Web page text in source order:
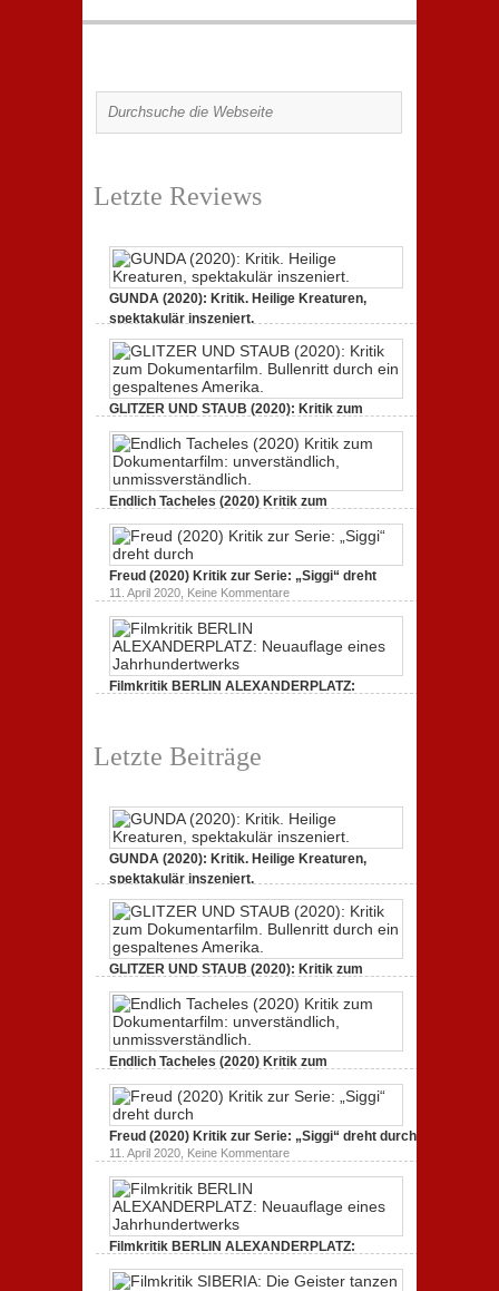
Letzte Reviews
GUNDA (2020): Kritik. Heilige Kreaturen,
spektakulär inszeniert.
GUNDA
(2020):
Kritik.
Kreaturen,
spektakulär
GLITZER UND STAUB (2020): Kritik zum
Dokumentarfilm.
3. Oktober 2020,Keine Kommentare zu
GLITZER
UND
(2020):
Kritik
zum
Dokumentarfilm.
durch
ein
Amerika.
Endlich Tacheles (2020) Kritik zum
Dokumentarfilm: unverständlich,
19. Mai 2020,Keine Kommentarezu
Tacheles
(2020)
Kritik
zum
Dokumentarfilm:
unmissverständlich.
Freud (2020) Kritik zur Serie: „Siggi“ dreht
11. April 2020, Keine Kommentarezu
Freud
(2020)
zur
dreht
durch
Filmkritik BERLIN ALEXANDERPLATZ:
Letzte Beiträge
GUNDA (2020): Kritik. Heilige Kreaturen,
spektakulär inszeniert.
GUNDA
(2020):
Kritik.
Kreaturen,
spektakulär
GLITZER UND STAUB (2020): Kritik zum
Dokumentarfilm. Bullenritt durch ein
gespaltenes Amerika.
3. Oktober 2020,Keine Kommentarezu
UND
STAUB
Kritik
zum
Bullenritt
durch
ein
Endlich Tacheles (2020) Kritik zum
Dokumentarfilm: unverständlich,
unmissverständlich.
19. Mai 2020,Keine Kommentare
Endlich
Tacheles
(2020)
unverständlich,
Freud (2020) Kritik zur Serie: „Siggi“ dreht durch
11. April 2020, Keine Kommentarezu
Freud
(2020)
zur
dreht
durch
Filmkritik BERLIN ALEXANDERPLATZ:
Neuauflage eines Jahrhundertwerks
1. März 2020,Keine Kommentarezu